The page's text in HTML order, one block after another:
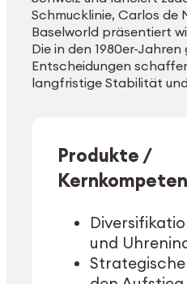
Schmucklinie, Carlos de
Baselworld präsentiert
Die in den 1980er-
Entscheidungen
langfristige Stabilität
Produkte /
und